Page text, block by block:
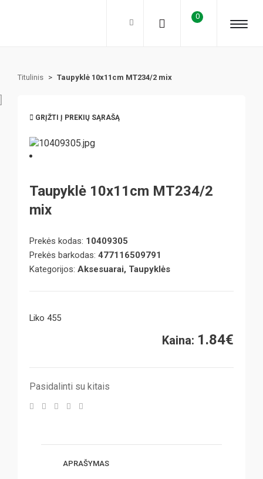
0
Titulinis > Taupyklė 10x11cm MT234/2 mix
GRĮŽTI Į PREKIŲ SĄRAŠĄ
Taupyklė 10x11cm MT234/2
mix
Prekės kodas: 10409305
Prekės barkodas: 477116509791
Kategorijos: Aksesuarai, Taupyklės
Liko 455
Kaina: 1.84€
Pasidalinti su kitais
APRAŠYMAS